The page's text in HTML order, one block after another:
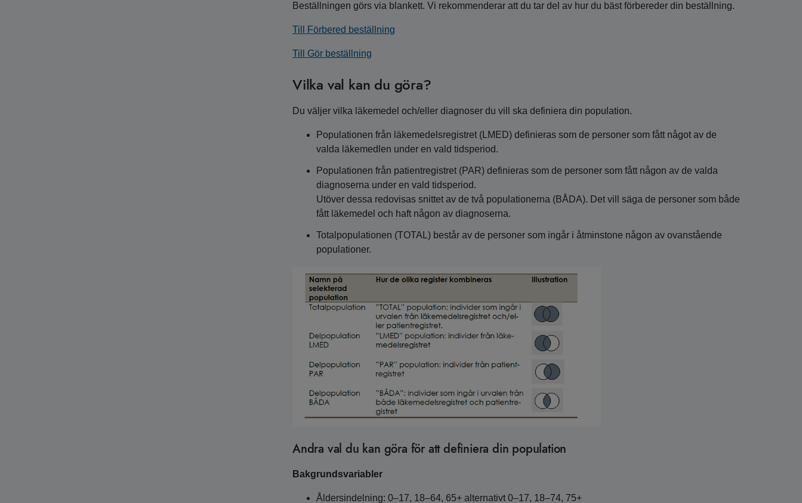
Beställningen görs via blankett. Vi rekommenderar att du tar del av hur du bäst förbereder din beställning.
Till Förbered beställning
Till Gör beställning
Vilka val kan du göra?
Du väljer vilka läkemedel och/eller diagnoser du vill ska definiera din population.
Populationen från läkemedelsregistret (LMED) definieras som de personer som fått något av de
valda läkemedlen under en vald tidsperiod.
Populationen från patientregistret (PAR) definieras som de personer som fått någon av de valda
diagnoserna under en vald tidsperiod.
Utöver dessa redovisas snittet av de två populationerna (BÅDA). Det vill säga de personer som både
fått läkemedel och haft någon av diagnoserna.
Totalpopulationen (TOTAL) består av de personer som ingår i åtminstone någon av ovanstående
populationer.
Andra val du kan göra för att definiera din population
Bakgrundsvariabler
Åldersindelning: 0–17, 18–64, 65+ alternativt 0–17, 18–74, 75+